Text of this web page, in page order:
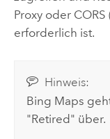
Proxy oder
erforderlich ist.
Hinweis:
Bing Maps
"Retired" über.